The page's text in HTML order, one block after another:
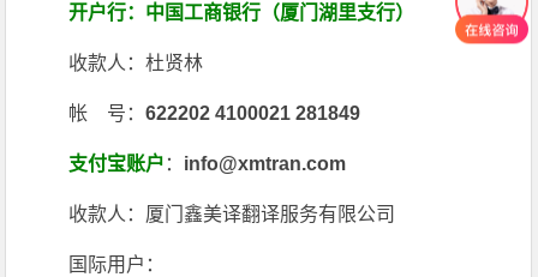
开户行：中国工商银行（厦门湖里支行）
收款人：杜贤林
帐 号：622202 4100021 281849
支付宝账户 ： info@xmtran.com
收款人：厦门鑫美译翻译服务有限公司
国际用户：